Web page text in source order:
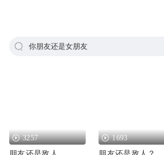
你朋友还是女朋友
3257 1693